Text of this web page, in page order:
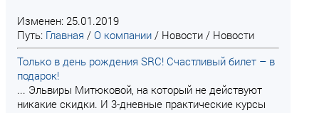
Изменен: 25.01.2019
Путь: Главная / О компании / Новости / Новости
Только в день рождения SRC! Счастливый билет – в
подарок!
... Эльвиры Митюковой, на который не действуют
никакие скидки. И 3-дневные практические курсы